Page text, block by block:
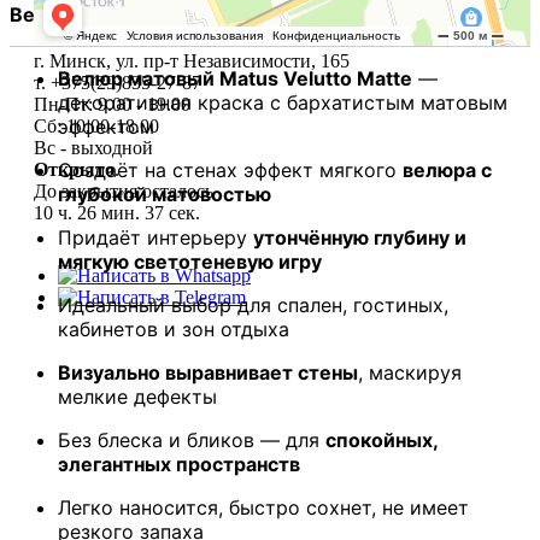
г. Минск, ул. пр-т Независимости, 165
т. +375(29)835-27-87
Пн-Пт: 9.00 - 19.00
Сб: 10.00-18.00
Вс - выходной
Открыто.
До закрытия осталось
10 ч. 26 мин. 36 сек.
+7(495)227-03-82
Велюр матовый Matus Velutto Matte :
Велюр матовый Matus Velutto Matte —
декоративная краска с бархатистым матовым
эффектом
Создаёт на стенах эффект мягкого велюра с
глубокой матовостью
Придаёт интерьеру утончённую глубину и
мягкую светотеневую игру
Идеальный выбор для спален, гостиных,
кабинетов и зон отдыха
Визуально выравнивает стены, маскируя
мелкие дефекты
Без блеска и бликов — для спокойных,
элегантных пространств
Легко наносится, быстро сохнет, не имеет
резкого запаха